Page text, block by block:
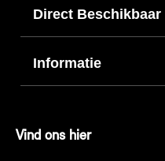
Direct Beschikbaar
Informatie
Vind ons hier